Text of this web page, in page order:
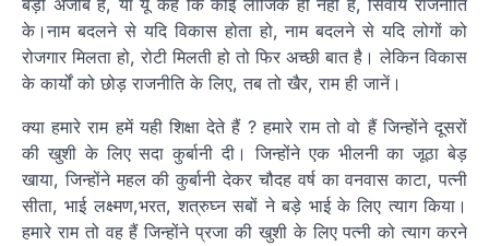
बड़ी अजीब है, या यूं कहें कि कोई लॉजिक ही नहीं है, सिवाय राजनीति
के।नाम बदलने से यदि विकास होता हो, नाम बदलने से यदि लोगों को
रोजगार मिलता हो, रोटी मिलती हो तो फिर अच्छी बात है। लेकिन विकास
के कार्यों को छोड़ राजनीति के लिए, तब तो खैर, राम ही जानें।
क्या हमारे राम हमें यही शिक्षा देते हैं ? हमारे राम तो वो हैं जिन्होंने दूसरों
की खुशी के लिए सदा कुर्बानी दी। जिन्होंने एक भीलनी का जूठा बेड़
खाया, जिन्होंने महल की कुर्बानी देकर चौदह वर्ष का वनवास काटा, पत्नी
सीता, भाई लक्ष्मण,भरत, शत्रुघ्न सबों ने बड़े भाई के लिए त्याग किया।
हमारे राम तो वह हैं जिन्होंने प्रजा की खुशी के लिए पत्नी को त्याग करने